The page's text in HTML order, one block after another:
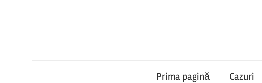
Prima pagină Cazuri